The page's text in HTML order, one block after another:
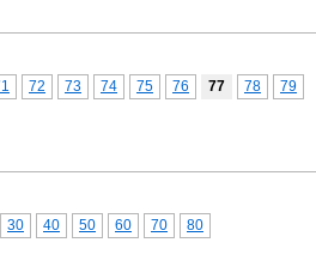
72 73 74 75 76 77 78
79
30 40 50 60 70 80